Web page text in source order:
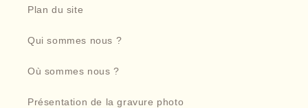
Plan du site
Qui sommes nous ?
Où sommes nous ?
Présentation de la gravure photo